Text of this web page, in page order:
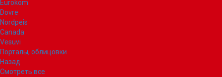
Eurokom
Dovre
Nordpeis
Canada
Vesuvi
Порталы, облицовки
Назад
Смотреть все